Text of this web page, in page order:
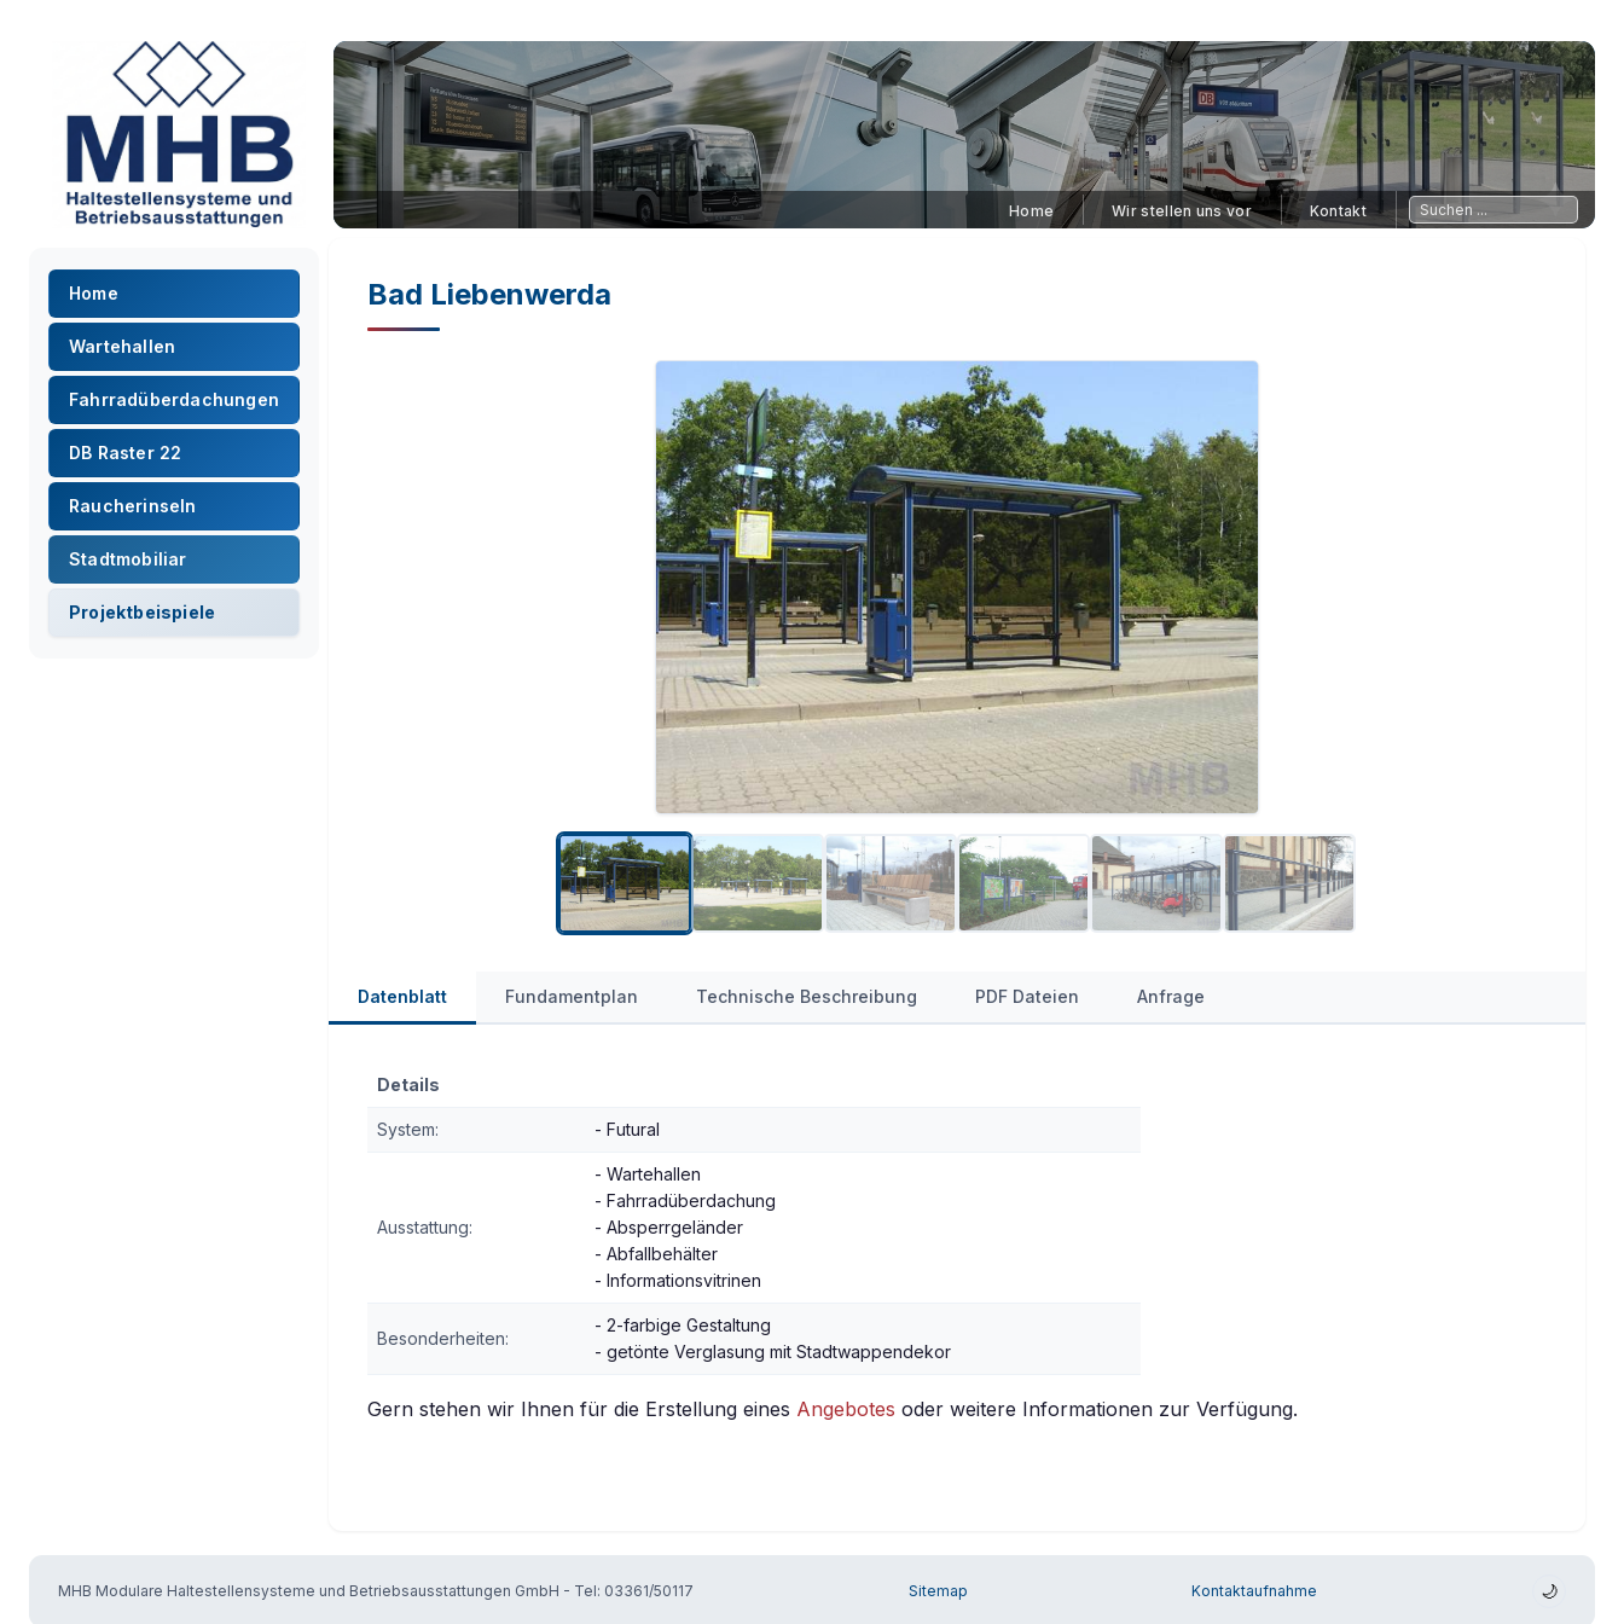
Home Wir stellen uns vor Kontakt
Home
Wartehallen
Fahrradüberdachungen
DB Raster 22
Raucherinseln
Stadtmobiliar
Projektbeispiele
Bad Liebenwerda
Datenblatt Fundamentplan Technische Beschreibung PDF Dateien Anfrage
Details
System: - Futural
Ausstattung:
- Wartehallen
- Fahrradüberdachung
- Absperrgeländer
- Abfallbehälter
- Informationsvitrinen
Besonderheiten:
- 2-farbige Gestaltung
- getönte Verglasung mit Stadtwappendekor
Gern stehen wir Ihnen für die Erstellung eines Angebotes oder weitere Informationen zur Verfügung.
MHB Modulare Haltestellensysteme und Betriebsausstattungen GmbH - Tel: 03361/50117 Sitemap Kontaktaufnahme 🌙